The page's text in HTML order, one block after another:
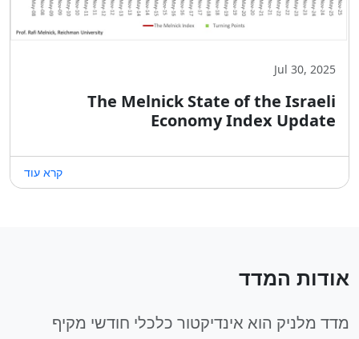
Jul 30, 2025
The Melnick State of the Israeli
Economy Index Update
קרא עוד
אודות המדד
מדד מלניק הוא אינדיקטור כלכלי חודשי מקיף